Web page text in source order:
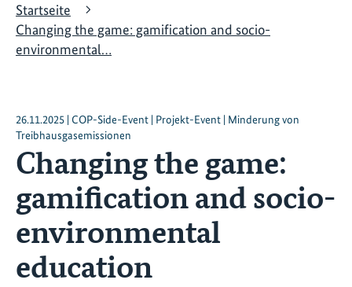
Startseite
Changing the game: gamification and socio-
environmental…
26.11.2025 | COP-Side-Event | Projekt-Event | Minderung von
Treibhausgasemissionen
Changing the game:
gamification and socio-
environmental
education